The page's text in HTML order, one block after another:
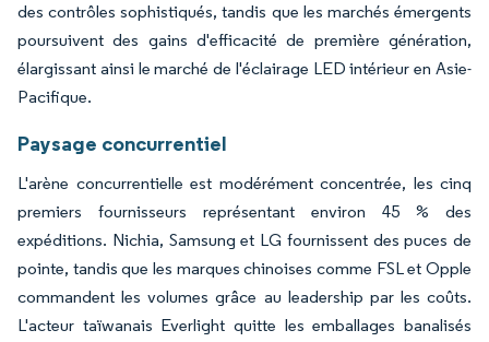
des contrôles sophistiqués, tandis que les marchés émergents
poursuivent des gains d'efficacité de première génération,
élargissant ainsi le marché de l'éclairage LED intérieur en Asie-
Pacifique.
Paysage concurrentiel
L'arène concurrentielle est modérément concentrée, les cinq
premiers fournisseurs représentant environ 45 % des
expéditions. Nichia, Samsung et LG fournissent des puces de
pointe, tandis que les marques chinoises comme FSL et Opple
commandent les volumes grâce au leadership par les coûts.
L'acteur taïwanais Everlight quitte les emballages banalisés